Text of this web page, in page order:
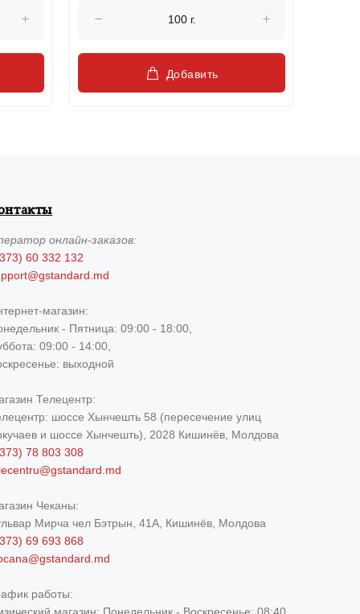
Добавить
онлайн-заказов:
60 332 132
магазин:
- Пятница: 09:00 - 18:00,
09:00 - 14:00,
выходной
Телецентр:
шоссе Хынчешть 58 (пересечение улиц
и шоссе Хынчешть), 2028 Кишинёв, Молдова
78 803 308
Чеканы:
Мирча чел Бэтрын, 41A, Кишинёв, Молдова
69 693 868
работы: